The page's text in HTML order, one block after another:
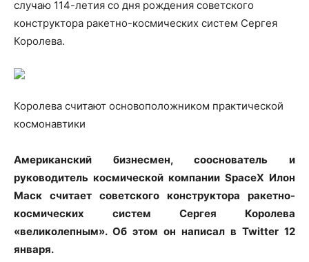
случаю 114-летия со дня рождения советского
конструктора ракетно-космических систем Сергея
Королева.
Королева считают основоположником практической
космонавтики
Американский бизнесмен, сооснователь и
руководитель космической компании SpaceX Илон
Маск считает советского конструктора ракетно-
космических систем Сергея Королева
«великолепным». Об этом он написал в Twitter 12
января.